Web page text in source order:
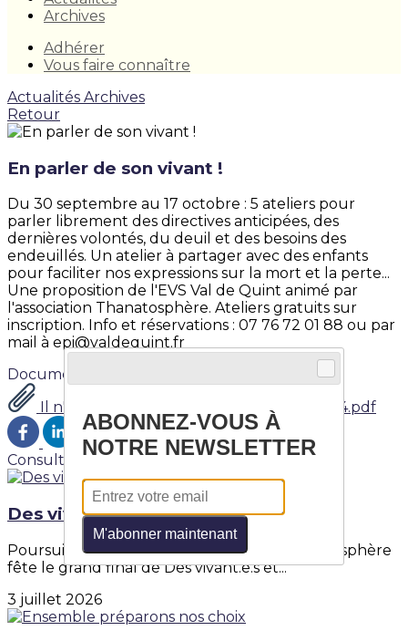
Archives
Adhérer
Vous faire connaître
Actualités Archives
Retour
En parler de son vivant !
Du 30 septembre au 17 octobre : 5 ateliers pour
parler librement des directives anticipées, des
dernières volontés, du deuil et des besoins des
endeuillés. Un atelier à partager avec des enfants
pour faciliter nos expressions sur la mort et la perte...
Une proposition de l'EVS Val de Quint animé par
l'association Thanatosphère. Ateliers gratuits sur
inscription. Info et réservations : 07 76 72 01 88 ou par
mail à epi@valdequint.fr
Documents
Il n'est jamais trop tôt pour en parler 2024.pdf
Consultez également
Des vivant.e.s et des mort.e.s
Poursuivez ici selon votre inspiration...Thanatosphère
fête le grand final de Des vivant.e.s et...
3 juillet 2026
ABONNEZ-VOUS À
NOTRE NEWSLETTER
M'abonner maintenant